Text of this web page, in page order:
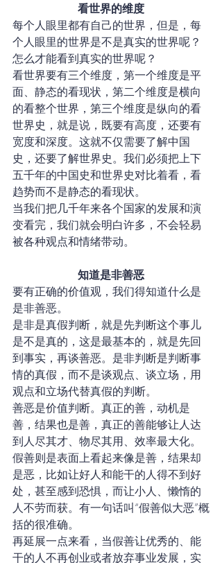
看世界的维度
每个人眼里都有自己的世界，但是，每
个人眼里的世界是不是真实的世界呢？
怎么才能看到真实的世界呢？
看世界要有三个维度，第一个维度是平
面、静态的看现状，第二个维度是横向
的看整个世界，第三个维度是纵向的看
世界史，就是说，既要有高度，还要有
宽度和深度。这就不仅需要了解中国
史，还要了解世界史。我们必须把上下
五千年的中国史和世界史对比着看，看
趋势而不是静态的看现状。
当我们把几千年来各个国家的发展和演
变看完，我们就会明白许多，不会轻易
被各种观点和情绪带动。
知道是非善恶
要有正确的价值观，我们得知道什么是
是非善恶。
是非是真假判断，就是先判断这个事儿
是不是真的，这是最基本的，就是先回
到事实，再谈善恶。是非判断是判断事
情的真假，而不是谈观点、谈立场，用
观点和立场代替真假的判断。
善恶是价值判断。真正的善，动机是
善，结果也是善，真正的善能够让人达
到人尽其才、物尽其用、效率最大化。
假善则是表面上看起来像是善，结果却
是恶，比如让好人和能干的人得不到好
处，甚至感到恐惧，而让小人、懒惰的
人不劳而获。有一句话叫“假善似大恶”概
括的很准确。
再延展一点来看，当假善让优秀的、能
干的人不再创业或者放弃事业发展，实